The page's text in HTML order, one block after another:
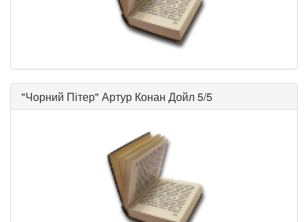
"Чорний Пітер" Артур Конан Дойл5/5